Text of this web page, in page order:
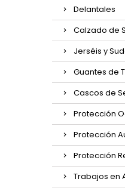
Delantales
Calzado de
Jerséis y
Guantes de
Cascos de
Protección
Protección
Protección
Trabajos en